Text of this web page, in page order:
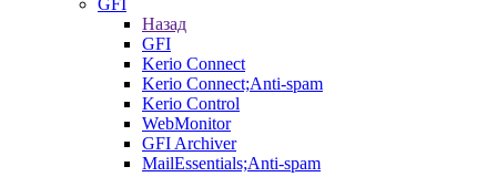
GFI
Назад
GFI
Kerio Connect
Kerio Connect;Anti-spam
Kerio Control
WebMonitor
GFI Archiver
MailEssentials;Anti-spam